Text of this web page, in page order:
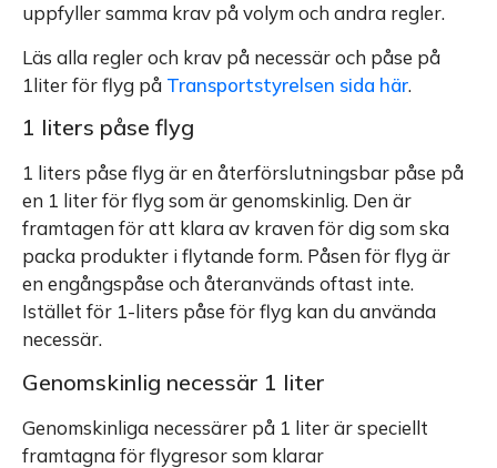
uppfyller samma krav på volym och andra regler.
Läs alla regler och krav på necessär och påse på
1liter för flyg på Transportstyrelsen sida här.
1 liters påse flyg
1 liters påse flyg är en återförslutningsbar påse på
en 1 liter för flyg som är genomskinlig. Den är
framtagen för att klara av kraven för dig som ska
packa produkter i flytande form. Påsen för flyg är
en engångspåse och återanvänds oftast inte.
Istället för 1-liters påse för flyg kan du använda
necessär.
Genomskinlig necessär 1 liter
Genomskinliga necessärer på 1 liter är speciellt
framtagna för flygresor som klarar